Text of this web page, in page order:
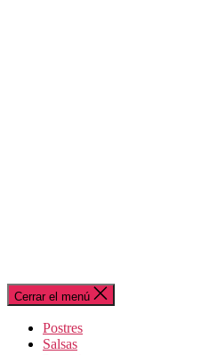
Cerrar el menú
Postres
Salsas